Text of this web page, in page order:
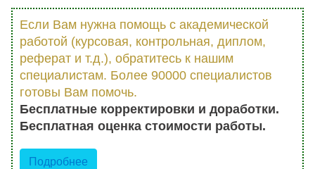
Если Вам нужна помощь с академической
работой (курсовая, контрольная, диплом,
реферат и т.д.), обратитесь к нашим
специалистам. Более 90000 специалистов
готовы Вам помочь.
Бесплатные корректировки и доработки.
Бесплатная оценка стоимости работы.
Подробнее